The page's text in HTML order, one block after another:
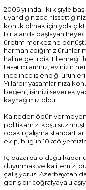
2006 yılında, iki kişiyle
uyandığınızda
konuk olmak için yola
bir alanda başlayan
üretim merkezine dönüştü.
harmanladığımız
haline getirdik. El emeği
tasarımlarımız, evinizin
ince ince işlendiği
Yıllardır yaşamlarınıza
beğeni, işimizi severek
kaynağımız oldu.
Kaliteden ödün vermeyen
politikamız, koşulsuz
odaklı çalışma
ekip, bugün 10
İç pazarda olduğu kadar
duyurmak ve kalitemizi
çalışıyoruz.
geniş bir coğrafyaya